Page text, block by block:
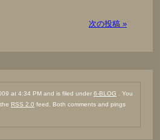
次の投稿 »
at 4:34 PM and is filed under 6-BLOG . You
RSS 2.0 feed. Both comments and pings